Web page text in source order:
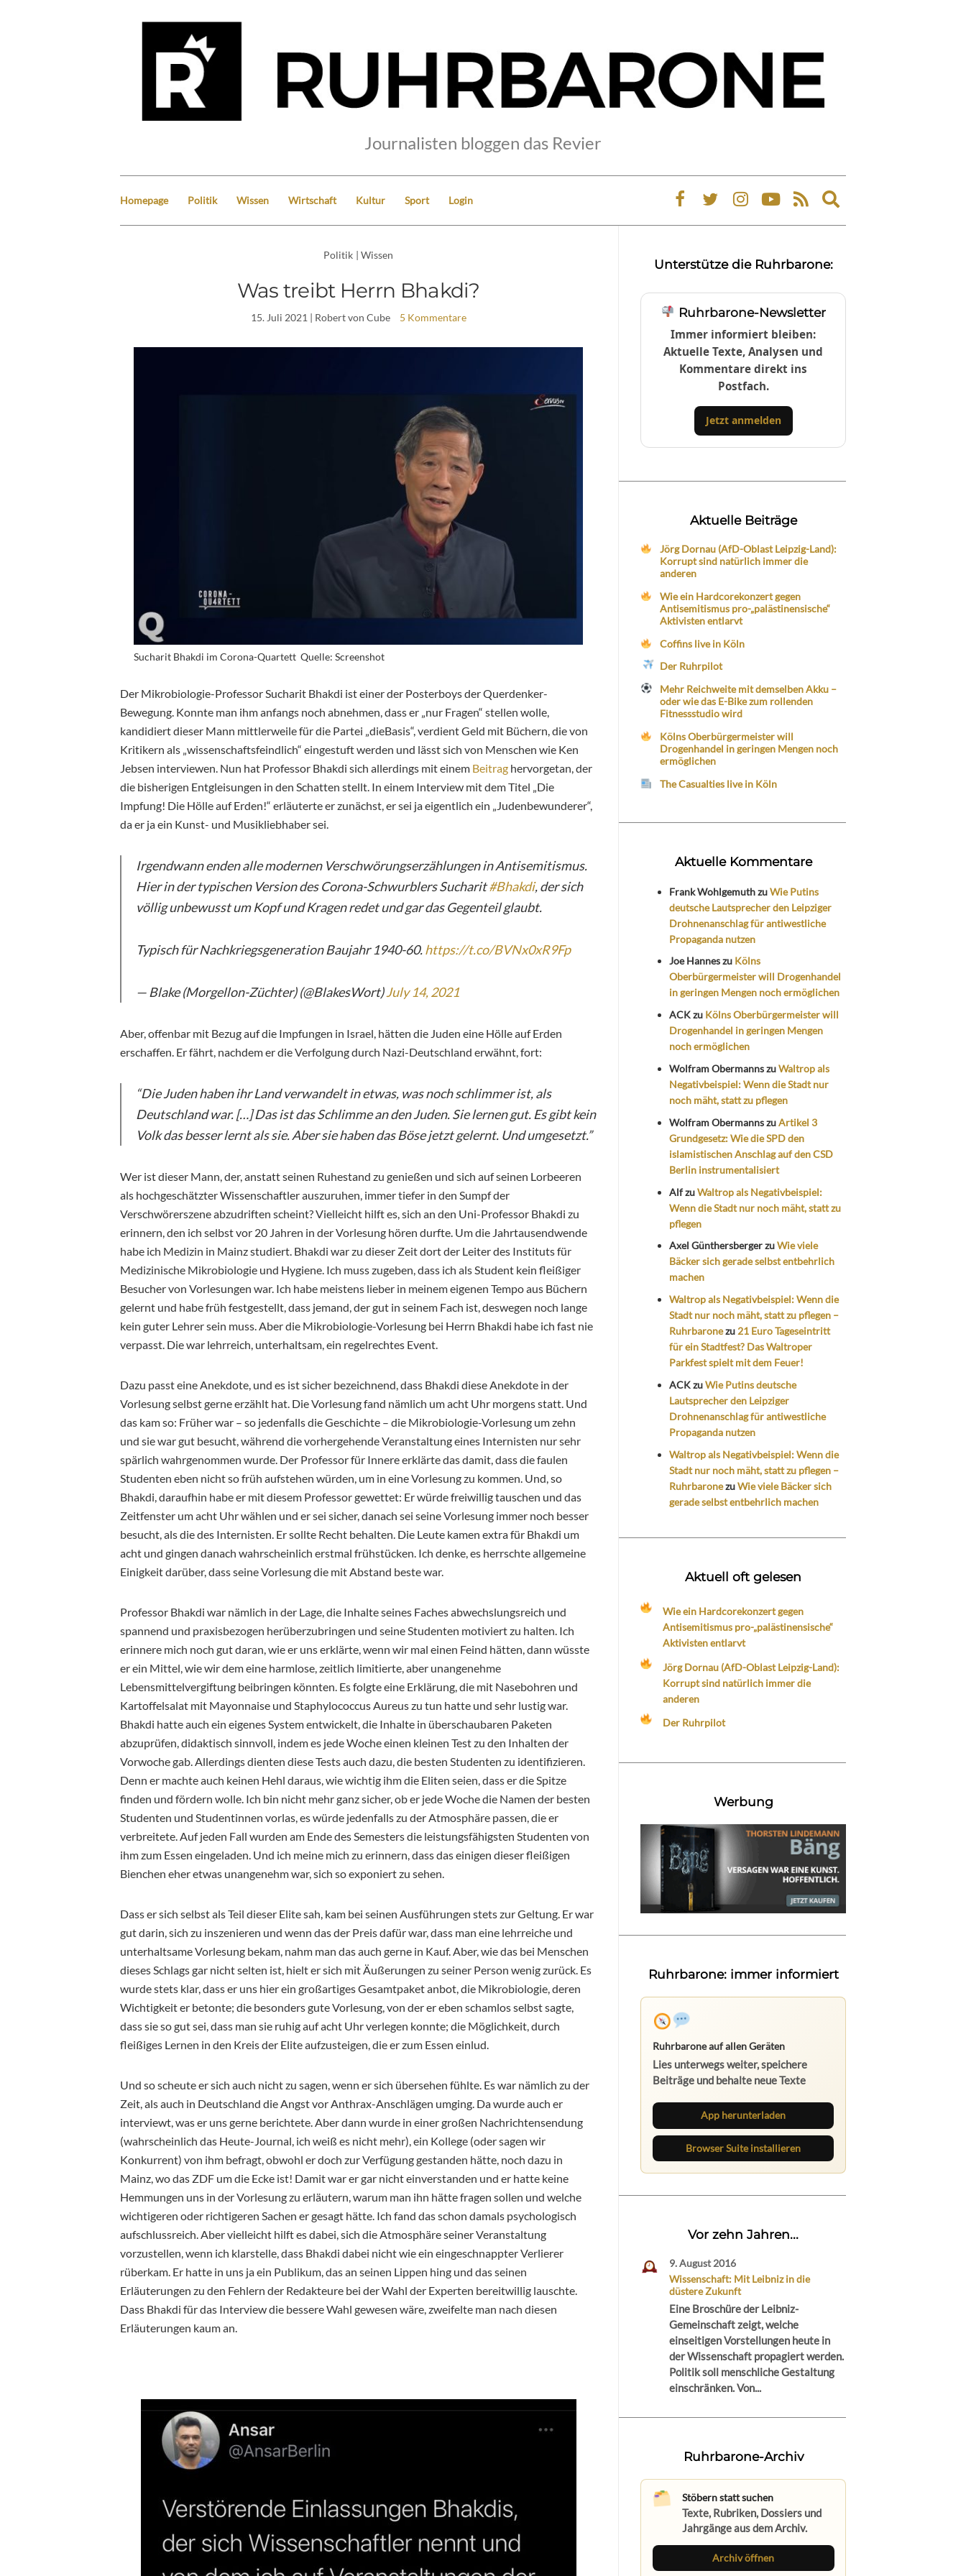
Journalisten bloggen das Revier
Homepage Politik Wissen Wirtschaft Kultur Sport Login
Expand
search
Politik | Wissen
Was treibt Herrn Bhakdi?
15. Juli 2021 | Robert von Cube 5 Kommentare
Sucharit Bhakdi im Corona-Quartett Quelle: Screenshot
Der Mikrobiologie-Professor Sucharit Bhakdi ist einer der Posterboys der Querdenker-
Bewegung. Konnte man ihm anfangs noch abnehmen, dass er „nur Fragen“ stellen wolle,
kandidiert dieser Mann mittlerweile für die Partei „dieBasis“, verdient Geld mit Büchern, die von
Kritikern als „wissenschaftsfeindlich“ eingestuft werden und lässt sich von Menschen wie Ken
Jebsen interviewen. Nun hat Professor Bhakdi sich allerdings mit einem Beitrag hervorgetan,der
die bisherigen Entgleisungen in den Schatten stellt. In einem Interview mit dem Titel „Die
Impfung! Die Hölle auf Erden!“ erläuterte er zunächst, er sei ja eigentlich ein „Judenbewunderer“,
da er ja ein Kunst- und Musikliebhaber sei.
Irgendwann enden alle modernen Verschwörungserzählungen in Antisemitismus.
Hier in der typischen Version des Corona-Schwurblers Sucharit#Bhakdi, der sich
völlig unbewusst um Kopf und Kragen redet und gar das Gegenteil glaubt.
Typisch für Nachkriegsgeneration Baujahr 1940-60.https://t.co/BVNx0xR9Fp
— Blake (Morgellon-Züchter) (@BlakesWort)July 14, 2021
Aber, offenbar mit Bezug auf die Impfungen in Israel, hätten die Juden eine Hölle auf Erden
erschaffen. Er fährt, nachdem er die Verfolgung durch Nazi-Deutschland erwähnt, fort:
“Die Juden haben ihr Land verwandelt in etwas, was noch schlimmer ist, als
Deutschland war. […] Das ist das Schlimme an den Juden. Sie lernen gut. Es gibt kein
Volk das besser lernt als sie. Aber sie haben das Böse jetzt gelernt. Und umgesetzt.”
Wer ist dieser Mann, der, anstatt seinen Ruhestand zu genießen und sich auf seinen Lorbeeren
als hochgeschätzter Wissenschaftler auszuruhen, immer tiefer in den Sumpf der
Verschwörerszene abzudriften scheint? Vielleicht hilft es, sich an den Uni-Professor Bhakdi zu
erinnern, den ich selbst vor 20 Jahren in der Vorlesung hören durfte. Um die Jahrtausendwende
habe ich Medizin in Mainz studiert. Bhakdi war zu dieser Zeit dort der Leiter des Instituts für
Medizinische Mikrobiologie und Hygiene. Ich muss zugeben, dass ich als Student kein fleißiger
Besucher von Vorlesungen war. Ich habe meistens lieber in meinem eigenen Tempo aus Büchern
gelernt und habe früh festgestellt, dass jemand, der gut in seinem Fach ist, deswegen noch lange
kein guter Lehrer sein muss. Aber die Mikrobiologie-Vorlesung bei Herrn Bhakdi habe ich fast nie
verpasst. Die war lehrreich, unterhaltsam, ein regelrechtes Event.
Dazu passt eine Anekdote, und es ist sicher bezeichnend, dass Bhakdi diese Anekdote in der
Vorlesung selbst gerne erzählt hat. Die Vorlesung fand nämlich um acht Uhr morgens statt. Und
das kam so: Früher war – so jedenfalls die Geschichte – die Mikrobiologie-Vorlesung um zehn
und sie war gut besucht, während die vorhergehende Veranstaltung eines Internisten nur sehr
spärlich wahrgenommen wurde. Der Professor für Innere erklärte das damit, dass die faulen
Studenten eben nicht so früh aufstehen würden, um in eine Vorlesung zu kommen. Und, so
Bhakdi, daraufhin habe er mit diesem Professor gewettet: Er würde freiwillig tauschen und das
Zeitfenster um acht Uhr wählen und er sei sicher, danach sei seine Vorlesung immer noch besser
besucht, als die des Internisten. Er sollte Recht behalten. Die Leute kamen extra für Bhakdi um
acht und gingen danach wahrscheinlich erstmal frühstücken. Ich denke, es herrschte allgemeine
Einigkeit darüber, dass seine Vorlesung die mit Abstand beste war.
Professor Bhakdi war nämlich in der Lage, die Inhalte seines Faches abwechslungsreich und
spannend und praxisbezogen herüberzubringen und seine Studenten motiviert zu halten. Ich
erinnere mich noch gut daran, wie er uns erklärte, wenn wir mal einen Feind hätten, dann wüsste
er ein Mittel, wie wir dem eine harmlose, zeitlich limitierte, aber unangenehme
Lebensmittelvergiftung beibringen könnten. Es folgte eine Erklärung, die mit Nasebohren und
Kartoffelsalat mit Mayonnaise und Staphylococcus Aureus zu tun hatte und sehr lustig war.
Bhakdi hatte auch ein eigenes System entwickelt, die Inhalte in überschaubaren Paketen
abzuprüfen, didaktisch sinnvoll, indem es jede Woche einen kleinen Test zu den Inhalten der
Vorwoche gab. Allerdings dienten diese Tests auch dazu, die besten Studenten zu identifizieren.
Denn er machte auch keinen Hehl daraus, wie wichtig ihm die Eliten seien, dass er die Spitze
finden und fördern wolle. Ich bin nicht mehr ganz sicher, ob er jede Woche die Namen der besten
Studenten und Studentinnen vorlas, es würde jedenfalls zu der Atmosphäre passen, die er
verbreitete. Auf jeden Fall wurden am Ende des Semesters die leistungsfähigsten Studenten von
ihm zum Essen eingeladen. Und ich meine mich zu erinnern, dass das einigen dieser fleißigen
Bienchen eher etwas unangenehm war, sich so exponiert zu sehen.
Dass er sich selbst als Teil dieser Elite sah, kam bei seinen Ausführungen stets zur Geltung. Er war
gut darin, sich zu inszenieren und wenn das der Preis dafür war, dass man eine lehrreiche und
unterhaltsame Vorlesung bekam, nahm man das auch gerne in Kauf. Aber, wie das bei Menschen
dieses Schlags gar nicht selten ist, hielt er sich mit Äußerungen zu seiner Person wenig zurück. Es
wurde stets klar, dass er uns hier ein großartiges Gesamtpaket anbot, die Mikrobiologie, deren
Wichtigkeit er betonte; die besonders gute Vorlesung, von der er eben schamlos selbst sagte,
dass sie so gut sei, dass man sie ruhig auf acht Uhr verlegen konnte; die Möglichkeit, durch
fleißiges Lernen in den Kreis der Elite aufzusteigen, die er zum Essen einlud.
Und so scheute er sich auch nicht zu sagen, wenn er sich übersehen fühlte. Es war nämlich zu der
Zeit, als auch in Deutschland die Angst vor Anthrax-Anschlägen umging. Da wurde auch er
interviewt, was er uns gerne berichtete. Aber dann wurde in einer großen Nachrichtensendung
(wahrscheinlich das Heute-Journal, ich weiß es nicht mehr), ein Kollege (oder sagen wir
Konkurrent) von ihm befragt, obwohl er doch zur Verfügung gestanden hätte, noch dazu in
Mainz, wo das ZDF um die Ecke ist! Damit war er gar nicht einverstanden und er hatte keine
Hemmungen uns in der Vorlesung zu erläutern, warum man ihn hätte fragen sollen und welche
wichtigeren oder richtigeren Sachen er gesagt hätte. Ich fand das schon damals psychologisch
aufschlussreich. Aber vielleicht hilft es dabei, sich die Atmosphäre seiner Veranstaltung
vorzustellen, wenn ich klarstelle, dass Bhakdi dabei nicht wie ein eingeschnappter Verlierer
rüberkam. Er hatte in uns ja ein Publikum, das an seinen Lippen hing und das seinen
Erläuterungen zu den Fehlern der Redakteure bei der Wahl der Experten bereitwillig lauschte.
Dass Bhakdi für das Interview die bessere Wahl gewesen wäre, zweifelte man nach diesen
Erläuterungen kaum an.
Unterstütze die Ruhrbarone:
Ruhrbarone-Newsletter
Immer informiert bleiben:
Aktuelle Texte, Analysen und
Kommentare direkt ins
Postfach.
Jetzt anmelden
Aktuelle Beiträge
Jörg Dornau (AfD-Oblast Leipzig-Land):
Korrupt sind natürlich immer die
anderen
Wie ein Hardcorekonzert gegen
Antisemitismus pro-„palästinensische“
Aktivisten entlarvt
Coffins live in Köln
Der Ruhrpilot
Mehr Reichweite mit demselben Akku –
oder wie das E-Bike zum rollenden
Fitnessstudio wird
Kölns Oberbürgermeister will
Drogenhandel in geringen Mengen noch
ermöglichen
The Casualties live in Köln
Aktuelle Kommentare
Frank WohlgemuthzuWie Putins
deutsche Lautsprecher den Leipziger
Drohnenanschlag für antiwestliche
Propaganda nutzen
Joe Hanneszu Kölns
Oberbürgermeister will Drogenhandel
in geringen Mengen noch ermöglichen
ACKzu Kölns Oberbürgermeister will
Drogenhandel in geringen Mengen
noch ermöglichen
Wolfram ObermannszuWaltrop als
Negativbeispiel: Wenn die Stadt nur
noch mäht, statt zu pflegen
Wolfram ObermannszuArtikel 3
Grundgesetz: Wie die SPD den
islamistischen Anschlag auf den CSD
Berlin instrumentalisiert
AlfzuWaltrop als Negativbeispiel:
Wenn die Stadt nur noch mäht, statt zu
pflegen
Axel GünthersbergerzuWie viele
Bäcker sich gerade selbst entbehrlich
machen
Waltrop als Negativbeispiel: Wenn die
Stadt nur noch mäht, statt zu pflegen –
Ruhrbaronezu 21 Euro Tageseintritt
für ein Stadtfest? Das Waltroper
Parkfest spielt mit dem Feuer!
ACKzuWie Putins deutsche
Lautsprecher den Leipziger
Drohnenanschlag für antiwestliche
Propaganda nutzen
Waltrop als Negativbeispiel: Wenn die
Stadt nur noch mäht, statt zu pflegen –
RuhrbaronezuWie viele Bäcker sich
gerade selbst entbehrlich machen
Aktuell oft gelesen
Wie ein Hardcorekonzert gegen
Antisemitismus pro-„palästinensische“
Aktivisten entlarvt
Jörg Dornau (AfD-Oblast Leipzig-Land):
Korrupt sind natürlich immer die
anderen
Der Ruhrpilot
Werbung
Ruhrbarone: immer informiert
Ruhrbarone auf allen Geräten
Lies unterwegs weiter, speichere
Beiträge und behalte neue Texte
App herunterladen
Browser Suite installieren
Vor zehn Jahren...
9. August 2016
Wissenschaft: Mit Leibniz in die
düstere Zukunft
Eine Broschüre der Leibniz-
Gemeinschaft zeigt, welche
einseitigen Vorstellungen heute in
der Wissenschaft propagiert werden.
Politik soll menschliche Gestaltung
einschränken. Von...
Ruhrbarone-Archiv
Stöbern statt suchen
Texte, Rubriken, Dossiers und
Jahrgänge aus dem Archiv.
Archiv öffnen